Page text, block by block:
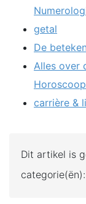
getal
De
Alles over
carrière &
Dit artikel is
categorie(ën):